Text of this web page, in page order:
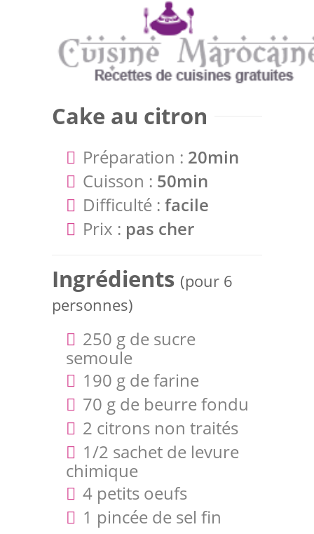
Cake au citron
Préparation : 20min
Cuisson : 50min
Difficulté : facile
Prix : pas cher
Ingrédients (pour 6
personnes)
250 g de sucre
semoule
190 g de farine
70 g de beurre fondu
2 citrons non traités
1/2 sachet de levure
chimique
4 petits oeufs
1 pincée de sel fin